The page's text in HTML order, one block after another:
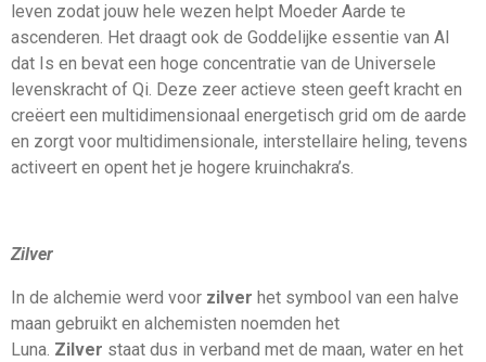
leven zodat jouw hele wezen helpt Moeder Aarde te
ascenderen. Het draagt ook de Goddelijke essentie van Al
dat Is en bevat een hoge concentratie van de Universele
levenskracht of Qi. Deze zeer actieve steen geeft kracht en
creëert een multidimensionaal energetisch grid om de aarde
en zorgt voor multidimensionale, interstellaire heling, tevens
activeert en opent het je hogere kruinchakra’s.
Zilver
In de alchemie werd voor zilver het symbool van een halve
maan gebruikt en alchemisten noemden het
Luna. Zilver staat dus in verband met de maan, water en het